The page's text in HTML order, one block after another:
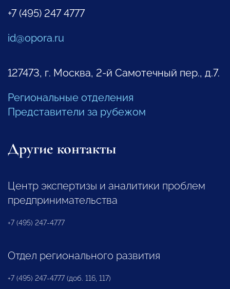
+7 (495) 247 4777
id@opora.ru
127473, г. Москва, 2-й Самотечный пер., д.7.
Региональные отделения
Представители за рубежом
Другие контакты
Центр экспертизы и аналитики проблем
предпринимательства
+7 (495) 247-4777
Отдел регионального развития
+7 (495) 247-4777 (доб. 116, 117)